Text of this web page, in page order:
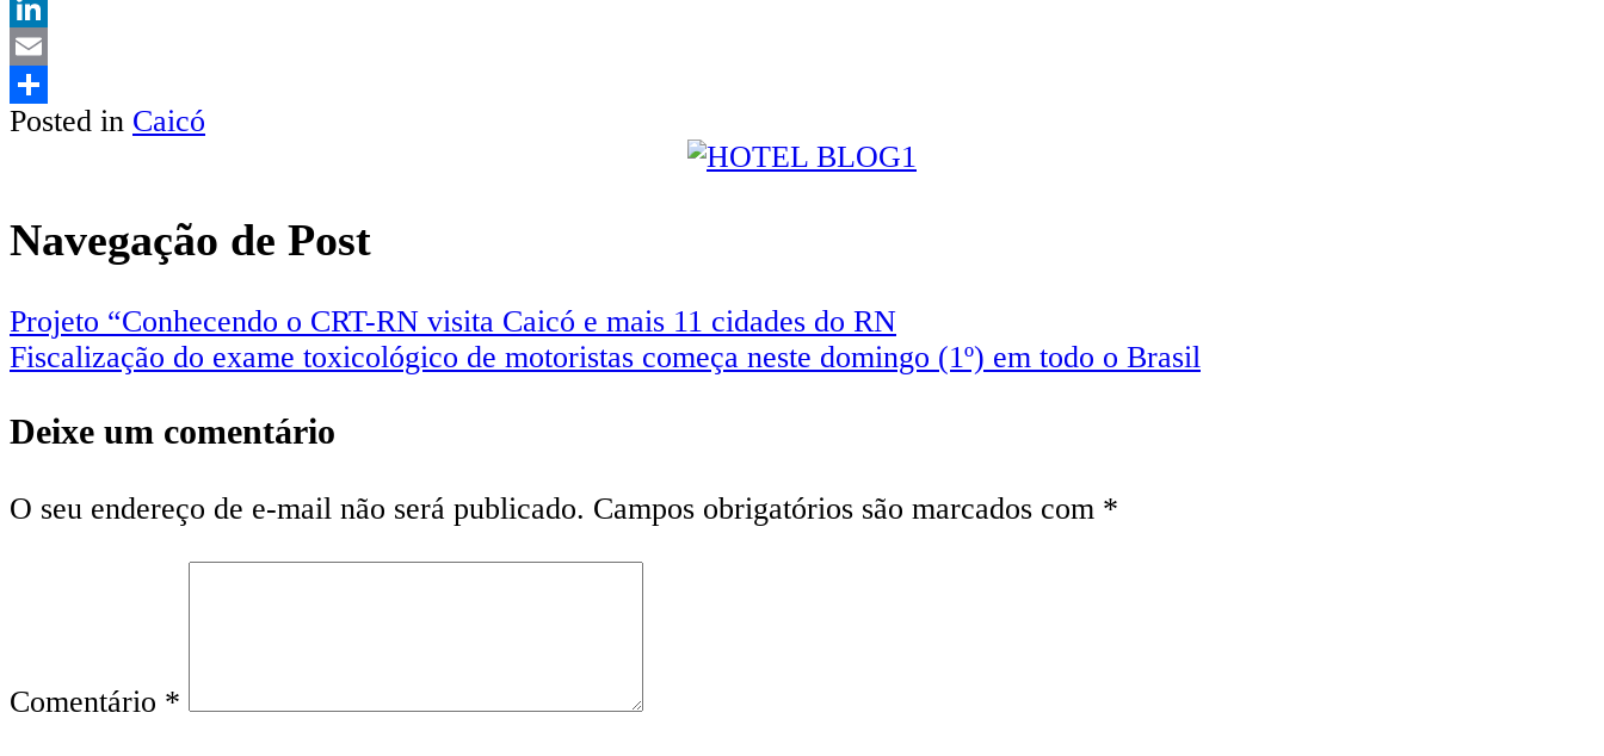
Twitter
LinkedIn
Email
Share
Posted in Caicó
Navegação de Post
Projeto “Conhecendo o CRT-RN visita Caicó e mais 11 cidades do RN
Fiscalização do exame toxicológico de motoristas começa neste domingo (1º) em todo o Brasil
Deixe um comentário
O seu endereço de e-mail não será publicado. Campos obrigatórios são marcados com *
Comentário *